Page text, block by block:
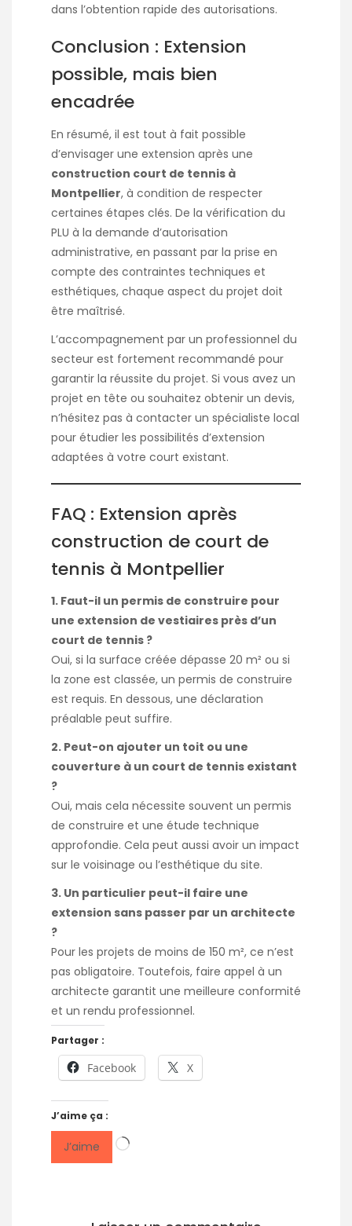
dans l’obtention rapide des autorisations.
Conclusion : Extension
possible, mais bien
encadrée
En résumé, il est tout à fait possible
d’envisager une extension après une
construction court de tennis à
Montpellier, à condition de respecter
certaines étapes clés. De la vérification du
PLU à la demande d’autorisation
administrative, en passant par la prise en
compte des contraintes techniques et
esthétiques, chaque aspect du projet doit
être maîtrisé.
L’accompagnement par un professionnel du
secteur est fortement recommandé pour
garantir la réussite du projet. Si vous avez un
projet en tête ou souhaitez obtenir un devis,
n’hésitez pas à contacter un spécialiste local
pour étudier les possibilités d’extension
adaptées à votre court existant.
FAQ : Extension après
construction de court de
tennis à Montpellier
1. Faut-il un permis de construire pour
une extension de vestiaires près d’un
court de tennis ?
Oui, si la surface créée dépasse 20 m² ou si
la zone est classée, un permis de construire
est requis. En dessous, une déclaration
préalable peut suffire.
2. Peut-on ajouter un toit ou une
couverture à un court de tennis existant
?
Oui, mais cela nécessite souvent un permis
de construire et une étude technique
approfondie. Cela peut aussi avoir un impact
sur le voisinage ou l’esthétique du site.
3. Un particulier peut-il faire une
extension sans passer par un architecte
?
Pour les projets de moins de 150 m², ce n’est
pas obligatoire. Toutefois, faire appel à un
architecte garantit une meilleure conformité
et un rendu professionnel.
Partager :
Facebook X
J’aime ça :
J’aime Chargement…